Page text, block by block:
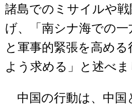
諸島でのミサイルや
げ、「南シナ海での一
と軍事的緊張を高める
よう求める」と述べま
中国の行動は、中国